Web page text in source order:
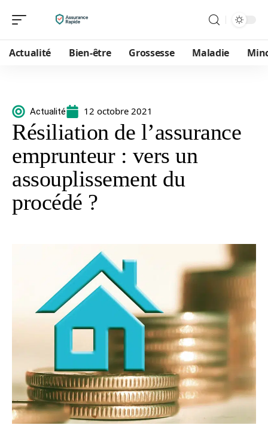
Actualité Bien-être Grossesse Maladie
Actualité 12 octobre 2021
Résiliation de l’assurance
emprunteur : vers un
assouplissement du
procédé ?